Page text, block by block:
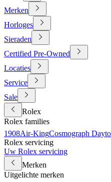
Merken
Horloges
Sieraden
Certified Pre-Owned
Locaties
Service
Sale
Rolex
Rolex families
1908Air-KingCosmograph
Rolex servicing
Uw Rolex servicing
Merken
Uitgelichte merken